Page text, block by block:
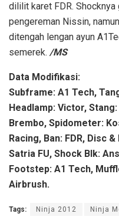
dililit karet FDR.
pengereman Nissin,
ditengah lengan ayun
semerek. /MS
Data Modifikasi:
Subframe: A1 Tech,
Headlamp: Victor,
Brembo, Spidometer:
Racing, Ban: FDR, Disc
Satria FU, Shock Blk:
Footstep: A1 Tech,
Airbrush.
Tags: Ninja 2012 Ninja